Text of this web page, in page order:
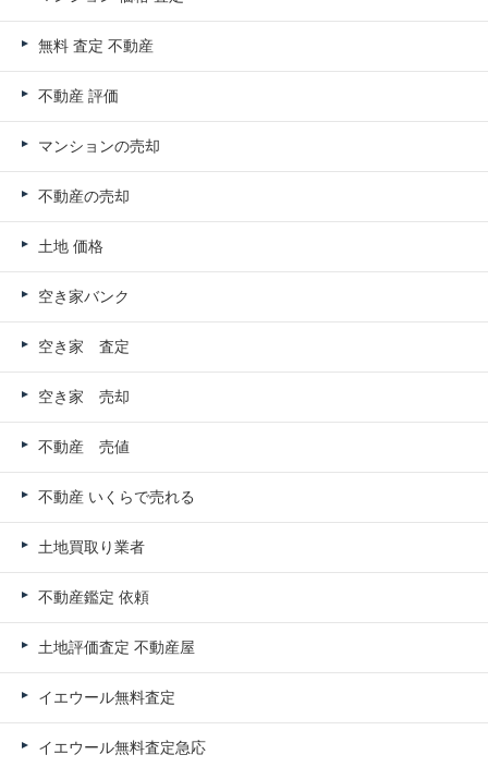
無料 査定 不動産
不動産 評価
マンションの売却
不動産の売却
土地 価格
空き家バンク
空き家 査定
空き家 売却
不動産 売値
不動産 いくらで売れる
土地買取り業者
不動産鑑定 依頼
土地評価査定 不動産屋
イエウール無料査定
イエウール無料査定急応